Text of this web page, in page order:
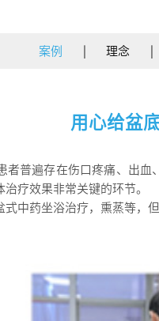
案例 理念
用心给盆
普遍存在伤口疼痛、出
疗效果非常关键的环节。
中药坐浴治疗，熏蒸等，